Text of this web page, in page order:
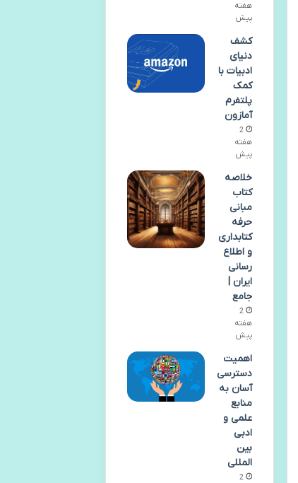
هفته
پیش
کشف
دنیای
ادبیات با
کمک
پلتفرم
آمازون
2
هفته
پیش
خلاصه
کتاب
مبانی
حرفه
کتابداری
و اطلاع
رسانی
ایران |
جامع
2
هفته
پیش
اهمیت
دسترسی
آسان به
منابع
علمی و
ادبی
بین
المللی
2